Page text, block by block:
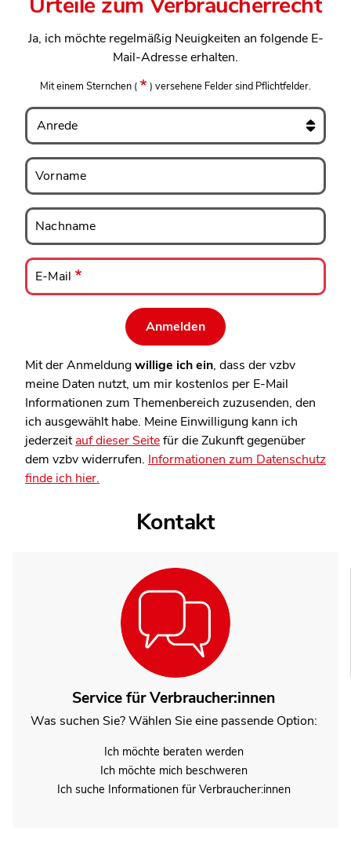
Ja, ich möchte regelmäßig Neuigkeiten an folgende E-
Mail-Adresse erhalten.
Mit einem Sternchen ( ) versehene Felder sind Pflichtfelder.
Anrede
Vorname
Vorname
Nachname
Nachname
E-
Mail
E-Mail
Mit der Anmeldungwillige ich ein, dass der vzbv
meine Daten nutzt, um mir kostenlos per E-Mail
Informationen zum Themenbereich zuzusenden, den
ich ausgewählt habe. Meine Einwilligung kann ich
jederzeitauf dieser Seitefür die Zukunft gegenüber
dem vzbv widerrufen. Informationen zum Datenschutz
finde ich hier.
Kontakt
Service für Verbraucher:innen
Was suchen Sie? Wählen Sie eine passende Option:
Ich möchte beraten werden
Ich möchte mich beschweren
Ich suche Informationen für Verbraucher:innen